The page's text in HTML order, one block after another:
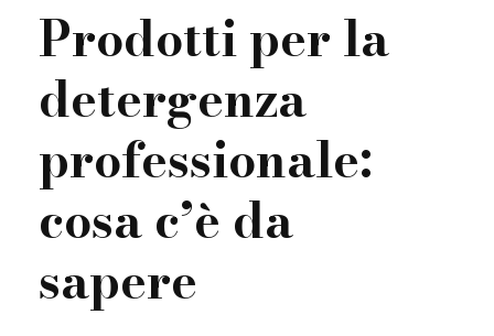
Prodotti per la
detergenza
professionale:
cosa c’è da
sapere